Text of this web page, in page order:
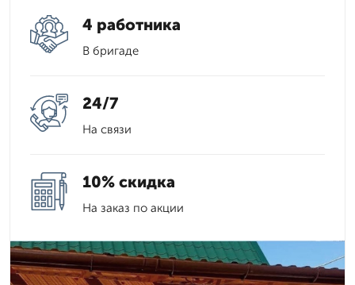
4 работника
В бригаде
24/7
На связи
10% скидка
На заказ по акции